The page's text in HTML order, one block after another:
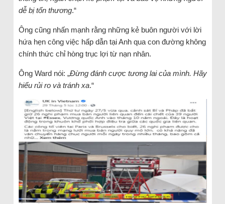
dễ bị tổn thương.“
Ông cũng nhấn mạnh rằng những kẻ buôn người với lời
hứa hẹn công việc hấp dẫn tại Anh qua con đường không
chính thức chỉ hòng trục lợi từ nạn nhân.
Ông Ward nói: „Đừng đánh cược tương lai của mình. Hãy
hiểu rủi ro và tránh xa.“